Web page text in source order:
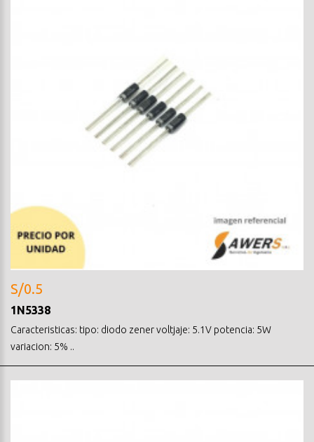
S/0.5
1N5338
Caracteristicas: tipo: diodo zener voltjaje: 5.1V potencia: 5W
variacion: 5% ..